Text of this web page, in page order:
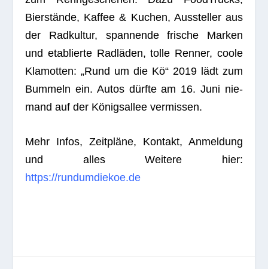
Bier­stände, Kaf­fee & Kuchen, Aus­stel­ler aus
der Rad­kul­tur, span­nende fri­sche Mar­ken
und eta­blierte Rad­lä­den, tolle Ren­ner, coole
Kla­mot­ten: „Rund um die Kö“ 2019 lädt zum
Bum­meln ein. Autos dürfte am 16. Juni nie­
mand auf der Königs­al­lee vermissen.
Mehr Infos, Zeit­pläne, Kon­takt, Anmel­dung
und alles Wei­tere hier:
https://rundumdiekoe.de